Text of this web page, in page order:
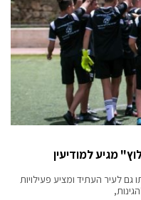
מגיע למודיעין
לעיר העתיד ומציע פעילויות